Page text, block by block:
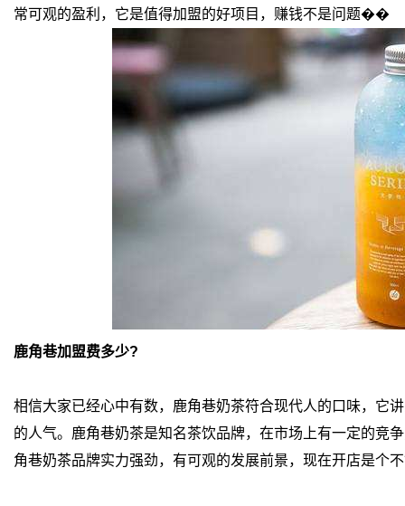
常可观的盈利，它是值得加盟的好项目，赚钱不是问题��
鹿角巷加盟费多少?
相信大家已经心中有数，鹿角巷奶茶符合现代人的口味，它
的人气。鹿角巷奶茶是知名茶饮品牌，在市场上有一定的竞
角巷奶茶品牌实力强劲，有可观的发展前景，现在开店是个